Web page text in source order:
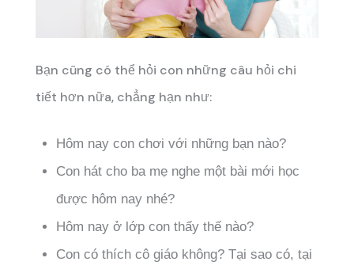
Bạn cũng có thể hỏi con những câu hỏi chi
tiết hơn nữa, chẳng hạn như:
Hôm nay con chơi với những bạn nào?
Con hát cho ba mẹ nghe một bài mới học
được hôm nay nhé?
Hôm nay ở lớp con thấy thế nào?
Con có thích cô giáo không? Tại sao có, tại